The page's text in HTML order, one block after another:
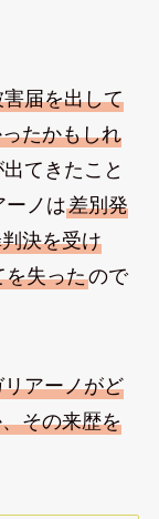
届を出して
たかもしれ
てきたこと
ーノは差別発
決を受け
を失ったので
アーノがど
その来歴を